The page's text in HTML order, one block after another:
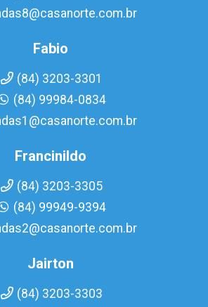
Fabio
(84) 3203-3301
(84) 99984-0834
Francinildo
(84) 3203-3305
(84) 99949-9394
Jairton
(84) 3203-3303